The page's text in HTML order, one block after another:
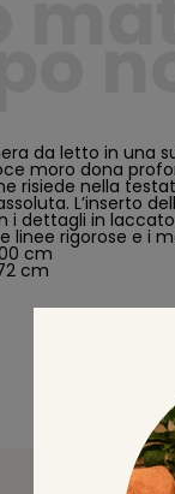
da letto in una
moro dona
risiede nella
L’inserto
dettagli in laccato
linee rigorose e i
cm
cm